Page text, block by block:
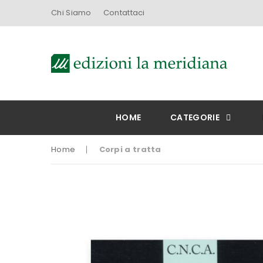
Chi Siamo Contattaci
HOME CATEGORIE
Home Corpi a tratta